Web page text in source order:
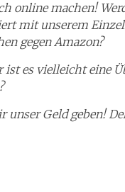
online machen!
mit unserem
gegen Amazon?
ist es vielleicht eine
unser Geld geben!